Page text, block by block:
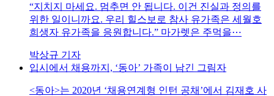
“지치지 마세요. 멈추면 안 됩니다. 이건 진실과 정의를
위한 일이니까요. 우리 힐스보로 참사 유가족은 세월호
희생자 유가족을 응원합니다.” 마가렛은 주먹을⋯
박상규 기자
입시에서 채용까지, ‘동아’ 가족이 남긴 그림자
<동아>는 2020년 ‘채용연계형 인턴 공채’에서 김재호 사